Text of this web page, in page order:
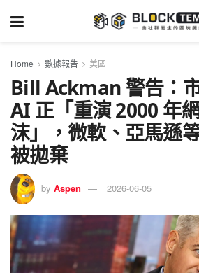
Home 數據報告 美國
Bill Ackman 警告：
AI 正「重演 2000 年
沫」，微軟、亞馬遜
被拋棄
by Aspen 2026-06-05